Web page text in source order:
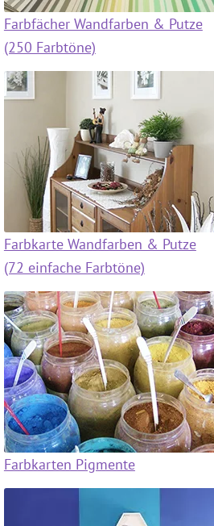
Farbfächer Wandfarben & Putze
(250 Farbtöne)
Farbkarte Wandfarben & Putze
(72 einfache Farbtöne)
Farbkarten Pigmente